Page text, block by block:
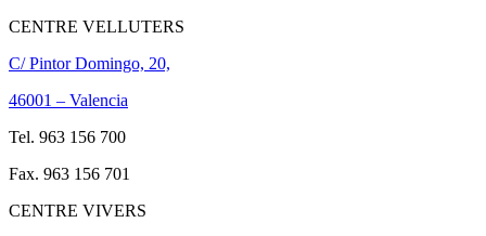
CENTRE VELLUTERS
C/ Pintor Domingo, 20,
46001 – Valencia
Tel. 963 156 700
Fax. 963 156 701
CENTRE VIVERS